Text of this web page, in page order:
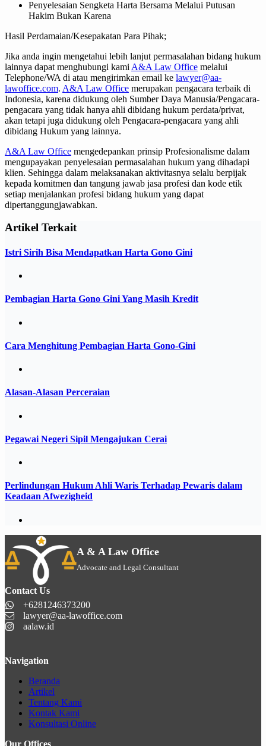
Penyelesaian Sengketa Harta Bersama Melalui Putusan
Hakim Bukan Karena
Hasil Perdamaian/Kesepakatan Para Pihak;
Jika anda ingin mengetahui lebih lanjut permasalahan bidang hukum
lainnya dapat menghubungi kami A&A Law Office melalui
Telephone/WA di atau mengirimkan email ke lawyer@aa-
lawoffice.com. A&A Law Office merupakan pengacara terbaik di
Indonesia, karena didukung oleh Sumber Daya Manusia/Pengacara-
pengacara yang tidak hanya ahli dibidang hukum perdata/privat,
akan tetapi juga didukung oleh Pengacara-pengacara yang ahli
dibidang Hukum yang lainnya.
A&A Law Office mengedepankan prinsip Profesionalisme dalam
mengupayakan penyelesaian permasalahan hukum yang dihadapi
klien. Sehingga dalam melaksanakan aktivitasnya selalu berpijak
kepada komitmen dan tangung jawab jasa profesi dan kode etik
setiap menjalankan profesi bidang hukum yang dapat
dipertanggungjawabkan.
Artikel Terkait
Istri Sirih Bisa Mendapatkan Harta Gono Gini
Pembagian Harta Gono Gini Yang Masih Kredit
Cara Menghitung Pembagian Harta Gono-Gini
Alasan-Alasan Perceraian
Pegawai Negeri Sipil Mengajukan Cerai
Perlindungan Hukum Ahli Waris Terhadap Pewaris dalam
Keadaan Afwezigheid
A & A Law Office
Advocate and Legal Consultant
Contact Us
+6281246373200
lawyer@aa-lawoffice.com
aalaw.id
Navigation
Beranda
Artikel
Tentang Kami
Kontak Kami
Konsultasi Online